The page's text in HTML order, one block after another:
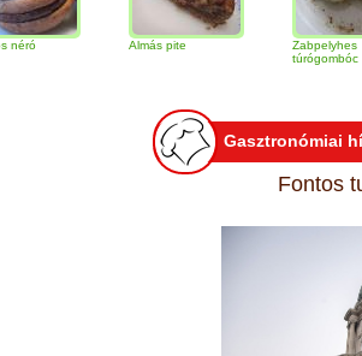
Almás pite
Zabpelyhes
túrógombóc
Gasztronómiai
Fontos